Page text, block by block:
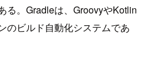
る。Gradleは、GroovyやKotlin
のビルド自動化システムであ